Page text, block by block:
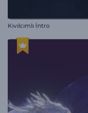
Kıvılcımlı İntro